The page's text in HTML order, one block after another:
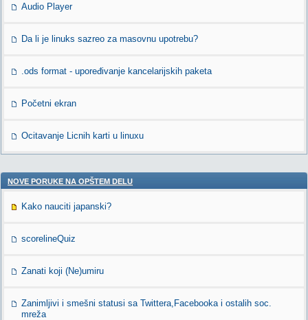
Audio Player
Da li je linuks sazreo za masovnu upotrebu?
.ods format - upoređivanje kancelarijskih paketa
Početni ekran
Ocitavanje Licnih karti u linuxu
NOVE PORUKE NA OPŠTEM DELU
Kako nauciti japanski?
scorelineQuiz
Zanati koji (Ne)umiru
Zanimljivi i smešni statusi sa Twittera,Facebooka i ostalih soc.
mreža